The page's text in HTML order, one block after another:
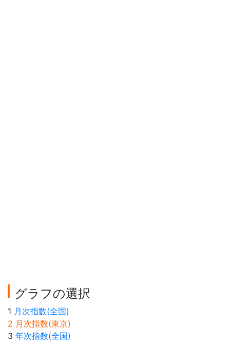
グラフの選択
1 月次指数(全国)
2 月次指数(東京)
3 年次指数(全国)